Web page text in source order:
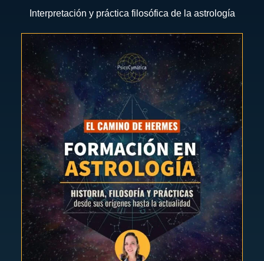
Interpretación y práctica filosófica de la astrología